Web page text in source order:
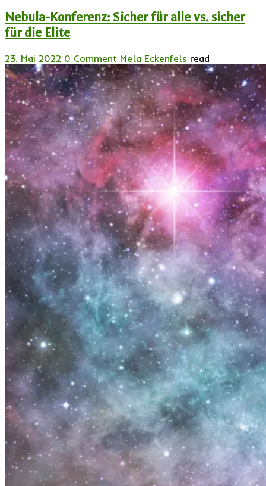
Nebula-Konferenz: Sicher für alle vs. sicher
für die Elite
23. Mai 2022 0 Comment Mela Eckenfels read